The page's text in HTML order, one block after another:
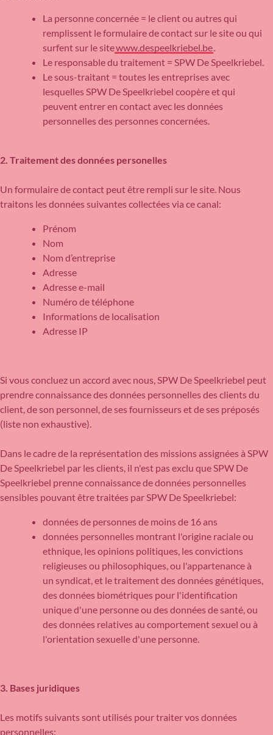
La personne concernée = le client ou autres qui
remplissent le formulaire de contact sur le site ou qui
surfent sur le sitewww.despeelkriebel.be.
Le responsable du traitement = SPW De Speelkriebel.
Le sous-traitant = toutes les entreprises avec
lesquelles SPW De Speelkriebel coopère et qui
peuvent entrer en contact avec les données
personnelles des personnes concernées.
2. Traitement des données personelles
Un formulaire de contact peut être rempli sur le site. Nous
traitons les données suivantes collectées via ce canal:
Prénom
Nom
Nom d’entreprise
Adresse
Adresse e-mail
Numéro de téléphone
Informations de localisation
Adresse IP
Si vous concluez un accord avec nous, SPW De Speelkriebel peut
prendre connaissance des données personnelles des clients du
client, de son personnel, de ses fournisseurs et de ses préposés
(liste non exhaustive).
Dans le cadre de la représentation des missions assignées à SPW
De Speelkriebel par les clients, il n'est pas exclu que SPW De
Speelkriebel prenne connaissance de données personnelles
sensibles pouvant être traitées par SPW De Speelkriebel:
données de personnes de moins de 16 ans
données personnelles montrant l'origine raciale ou
ethnique, les opinions politiques, les convictions
religieuses ou philosophiques, ou l'appartenance à
un syndicat, et le traitement des données génétiques,
des données biométriques pour l'identification
unique d'une personne ou des données de santé, ou
des données relatives au comportement sexuel ou à
l'orientation sexuelle d'une personne.
3. Bases juridiques
Les motifs suivants sont utilisés pour traiter vos données
personnelles: